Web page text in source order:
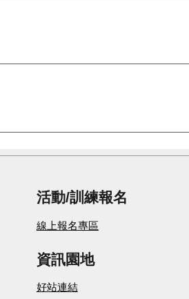
活動/訓練報名
線上報名專區
資訊園地
好站連結